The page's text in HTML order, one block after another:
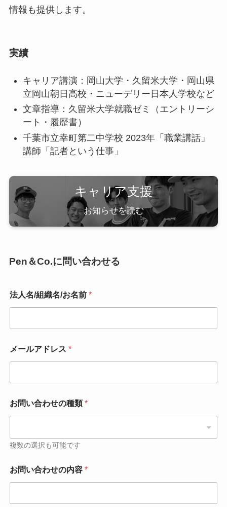
情報も提供します。
実績
キャリア講演：岡山大学・久留米大学・岡山県
立岡山朝日高校・ニューデリー日本人学校など
文章指導：久留米大学就職ゼミ（エントリーシ
ート・履歴書）
千葉市立幸町第二中学校 2023年「職業講話」
講師「記者という仕事」
キャリア支援
お知らせを読む
Pen＆Co.に問い合わせる
法人名/組織名/お名前 *
メールアドレス *
お問い合わせの種類*
複数の選択も可能です
お問い合わせの内容 *